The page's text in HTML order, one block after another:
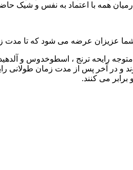
همه با اعتماد به نفس و شیک
رایحه ترنج ، اسطوخدوس و
و در آخر پس از مدت زمان طولانی
می کنند.